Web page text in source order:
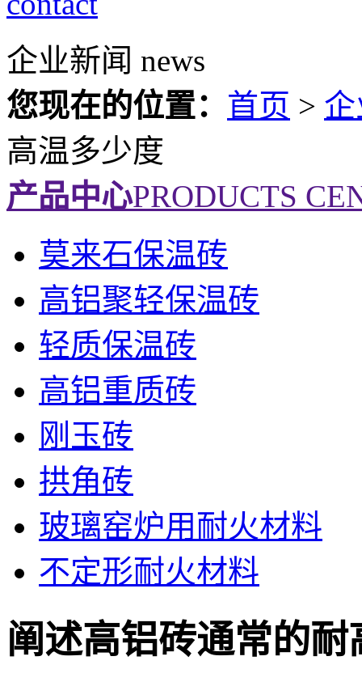
企业新闻 news
您现在的位置： 首页 >
高温多少度
产品中心PRODUCTS
莫来石保温砖
高铝聚轻保温砖
轻质保温砖
高铝重质砖
刚玉砖
拱角砖
玻璃窑炉用耐火材料
不定形耐火材料
阐述高铝砖通常的耐